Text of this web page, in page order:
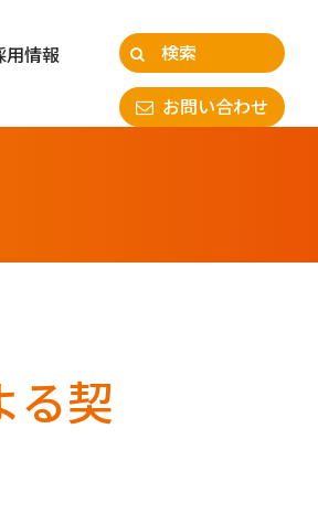
用情報
お問い合わせ
る契